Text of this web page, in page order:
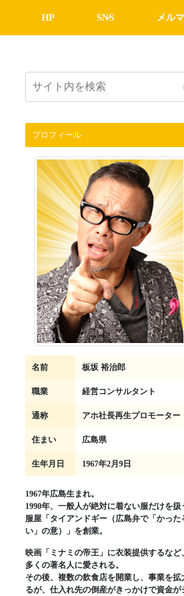
HP SNS メル
プロフィール
名前 板坂 裕治郎
職業 経営コンサルタント
通称 アホ社長再生プロモーター
住まい 広島県
生年月日 1967年2月9日
1967年広島生まれ。
1990年、一般人が絶対に着ない服だけを扱
服屋「タイアンドギー（広島弁で「かった
い」の意）」を創業。
映画「ミナミの帝王」に衣装提供するなど
多くの著名人に愛される。
その後、複数の飲食店を開業し、事業を拡
るが、仕入れ先の倒産がきっかけで資金が